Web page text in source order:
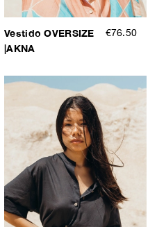
Vestido OVERSIZE
|AKNA
€76.50